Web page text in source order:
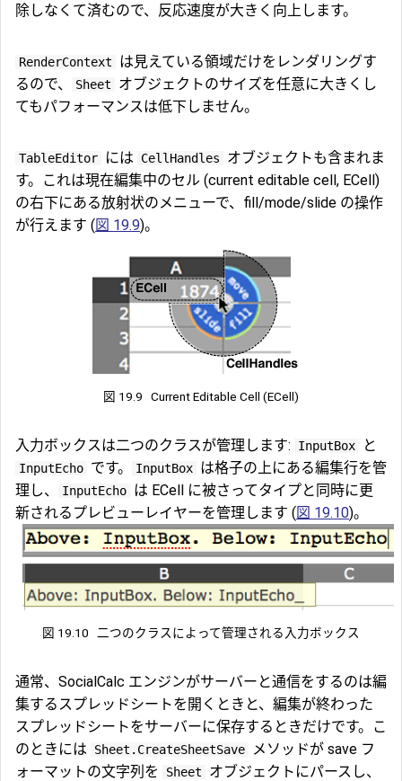
除しなくて済むので、反応速度が大きく向上します。
RenderContext
は見えている領域だけをレンダリングす
るので、
Sheet
オブジェクトのサイズを任意に大きくし
てもパフォーマンスは低下しません。
TableEditor には CellHandles
オブジェクトも含まれま
す。これは現在編集中のセル (current editable cell, ECell)
の右下にある放射状のメニューで、fill/mode/slide の操作
が行えます ( 図 19.9)。
図 19.9 Current Editable Cell (ECell)
入力ボックスは二つのクラスが管理します: InputBox と
InputEcho です。 InputBox は格子の上にある編集行を管
理し、
InputEcho は ECell に被さってタイプと同時に更
新されるプレビューレイヤーを管理します ( 図 19.10)。
図 19.10 二つのクラスによって管理される入力ボックス
通常、SocialCalc エンジンがサーバーと通信をするのは編
集するスプレッドシートを開くときと、編集が終わった
スプレッドシートをサーバーに保存するときだけです。こ
のときには
Sheet.CreateSheetSave
メソッドが save フ
ォーマットの文字列を
Sheet オブジェクトにパースし、